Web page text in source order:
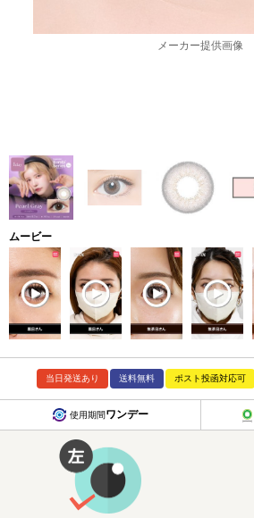
ムービー
当日発送あり 送料無料 ポスト投函対応可
使用期間ワンデー